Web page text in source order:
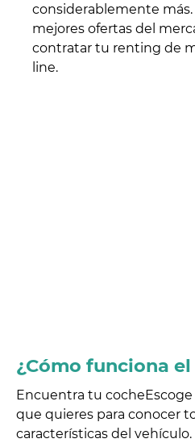
considerablemente
mejores ofertas del
contratar tu renting de
line.
¿Cómo funciona
Encuentra tu coche
que quieres para conocer
características del vehículo.